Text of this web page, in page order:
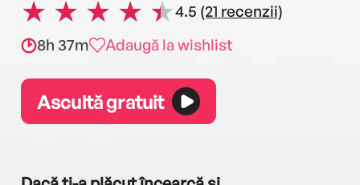
4.5 (21 recenzii)
8h 37m
Adaugă la wishlist
Ascultă gratuit